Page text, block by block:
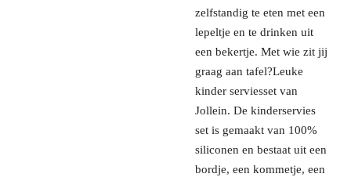
zelfstandig te eten met een
lepeltje en te drinken uit
een bekertje. Met wie zit jij
graag aan tafel?Leuke
kinder serviesset van
Jollein. De kinderservies
set is gemaakt van 100%
siliconen en bestaat uit een
bordje, een kommetje, een